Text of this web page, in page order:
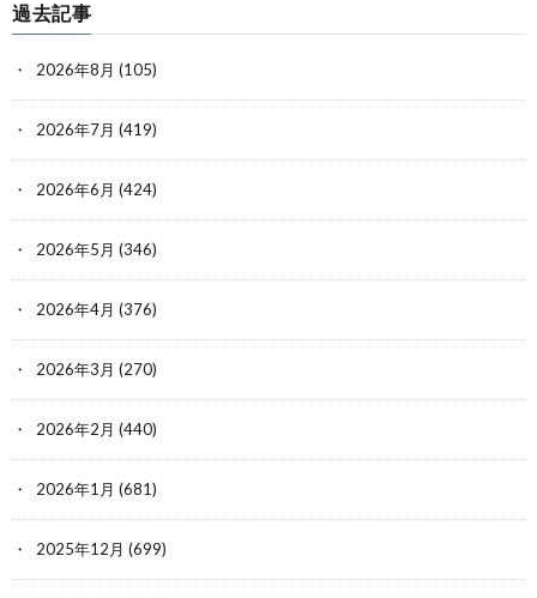
過去記事
2026年8月 (105)
2026年7月 (419)
2026年6月 (424)
2026年5月 (346)
2026年4月 (376)
2026年3月 (270)
2026年2月 (440)
2026年1月 (681)
2025年12月 (699)